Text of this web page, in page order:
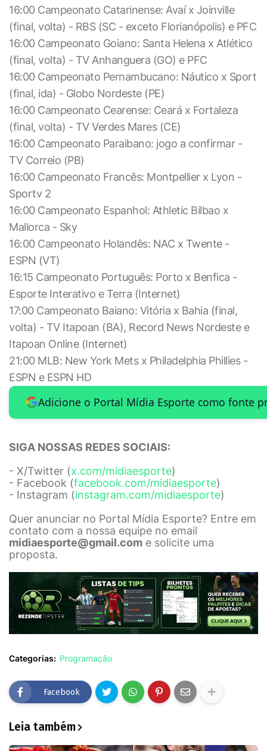
16:00 Campeonato Catarinense: Avaí x Joinville
(final, volta) - RBS (SC - exceto Florianópolis) e PFC
16:00 Campeonato Goiano: Santa Helena x Atlético
(final, volta) - TV Anhanguera (GO) e PFC
16:00 Campeonato Pernambucano: Náutico x Sport
(final, ida) - Globo Nordeste (PE)
16:00 Campeonato Cearense: Ceará x Fortaleza
(final, volta) - TV Verdes Mares (CE)
16:00 Campeonato Paraibano: jogo a confirmar -
TV Correio (PB)
16:00 Campeonato Francês: Montpellier x Lyon -
Sportv 2
16:00 Campeonato Espanhol: Athletic Bilbao x
Mallorca - Sky
16:00 Campeonato Holandês: NAC x Twente -
ESPN (VT)
16:15 Campeonato Português: Porto x Benfica -
Esporte Interativo e Terra (Internet)
17:00 Campeonato Baiano: Vitória x Bahia (final,
volta) - TV Itapoan (BA), Record News Nordeste e
Itapoan Online (Internet)
21:00 MLB: New York Mets x Philadelphia Phillies -
ESPN e ESPN HD
Adicione o Portal Mídia Esporte como fonte
SIGA NOSSAS REDES SOCIAIS:
- X/Twitter (x.com/midiaesporte)
- Facebook (facebook.com/midiaesporte)
- Instagram (instagram.com/midiaesporte)
Quer anunciar no Portal Mídia Esporte? Entre em
contato com a nossa equipe no email
midiaesporte@gmail.com e solicite uma
proposta.
Categorias: Programação
Facebook
Leia também